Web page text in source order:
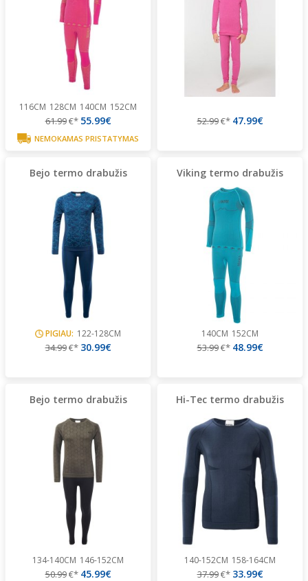
116CM 128CM 140CM 152CM
61.99€* 55.99€
NEMOKAMAS PRISTATYMAS
52.99€* 47.99€
Bejo termo drabužis
PIGIAU: 122-128CM
34.99€* 30.99€
Viking termo drabužis
140CM 152CM
53.99€* 48.99€
Bejo termo drabužis
134-140CM 146-152CM
50.99€* 45.99€
Hi-Tec termo drabužis
140-152CM 158-164CM
37.99€* 33.99€